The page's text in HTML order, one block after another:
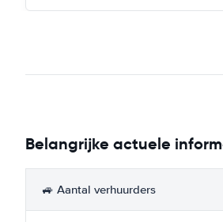
Belangrijke actuele
🚙 Aantal verhuurders